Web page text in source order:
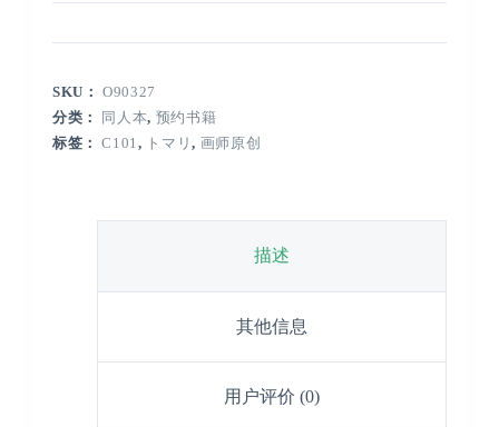
SKU：O90327
分类：
同人本, 预约书籍
标签：C101, トマリ, 画师原创
描述
其他信息
用户评价 (0)